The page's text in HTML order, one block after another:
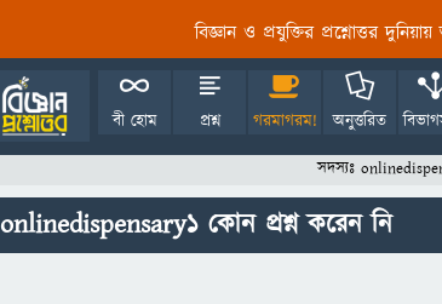
বিজ্ঞান ও প্রযুক্তির প্রশ্নোত্তর
বী হোম প্রশ্ন গরমাগরম! অনুত্তরিত
সদস্যঃ
onlinedispensary1 কোন প্রশ্ন করেন নি